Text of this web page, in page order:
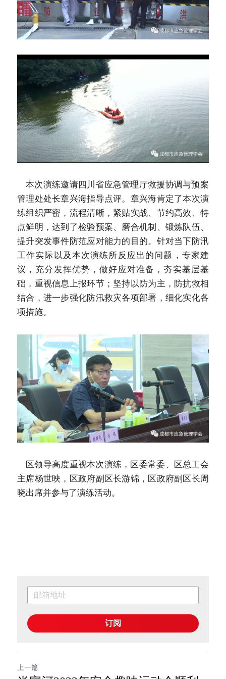
    本次演练邀请四川省应急管理厅救援协调与预案
管理处处长章兴海指导点评。章兴海肯定了本次演
练组织严密，流程清晰，紧贴实战、节约高效、特
点鲜明，达到了检验预案、磨合机制、锻炼队伍、
提升突发事件防范应对能力的目的。针对当下防汛
工作实际以及本次演练所反应出的问题，专家建
议，充分发挥优势，做好应对准备，夯实基层基
础，重视信息上报环节；坚持以防为主，防抗救相
结合，进一步强化防汛救灾各项部署，细化实化各
项措施。
主席杨世映，区政府副区长游锦，区政府副区长周
晓出席并参与了演练活动。
订阅
上一篇